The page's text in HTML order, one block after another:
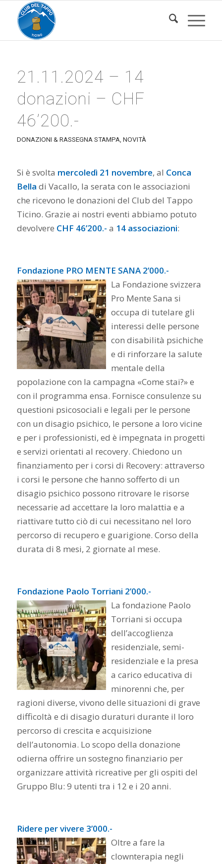
21.11.2024 – 14
donazioni – CHF
46’200.-
DONAZIONI & RASSEGNA STAMPA NOVITÀ
Si è svolta mercoledì 21 novembre, al Conca
Bella di Vacallo, la serata con le associazioni
che ricevono le donazioni del Club del Tappo
Ticino. Grazie ai nostri eventi abbiamo potuto
devolvere CHF 46’200.- a 14 associazioni:
Fondazione PRO MENTE SANA 2’000.-
La Fondazione svizzera
Pro Mente Sana si
occupa di tutelare gli
interessi delle persone
con disabilità psichiche
e di rinforzare la salute
mentale della
popolazione con la campagna «Come stai?» e
con il programma ensa. Fornisce consulenze su
questioni psicosociali e legali per le persone
con un disagio psichico, le persone a loro vicine
e per i professionisti, ed è impegnata in progetti
e servizi orientati al recovery. Chiedono un
finanziamento per i corsi di Recovery: attraverso
i corsi le persone che hanno sofferto di un
disagio psichico possono ritrovare le risorse
necessarie ad accettare la loro malattia e a
riattivare tutto ciò di cui necessitano nel loro
percorso di recupero e guarigione. Corso della
durata di 8 mesi, 2 giornate al mese.
Fondazione Paolo Torriani 2’000.-
La fondazione Paolo
Torriani si occupa
dell’accoglienza
residenziale, semi-
residenziale e la presa
a carico educativa di
minorenni che, per
ragioni diverse, vivono delle situazioni di grave
difficoltà e di disagio duraturi durante il loro
percorso di crescita e acquisizione
dell’autonomia. Lo scopo della donazione
odierna offrire un sostegno finanziario per
organizzare attività ricreative per gli ospiti del
Gruppo Blu: 9 utenti tra i 12 e i 20 anni.
Ridere per vivere 3’000.-
Oltre a fare la
clownterapia negli